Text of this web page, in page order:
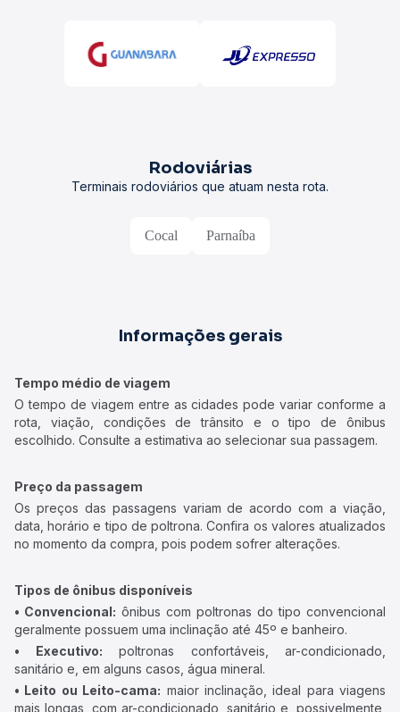
Rodoviárias
Terminais rodoviários que atuam nesta rota.
Cocal Parnaíba
Informações gerais
Tempo médio de viagem
O tempo de viagem entre as cidades pode variar conforme a
rota, viação, condições de trânsito e o tipo de ônibus
escolhido. Consulte a estimativa ao selecionar sua passagem.
Preço da passagem
Os preços das passagens variam de acordo com a viação,
data, horário e tipo de poltrona. Confira os valores atualizados
no momento da compra, pois podem sofrer alterações.
Tipos de ônibus disponíveis
• Convencional: ônibus com poltronas do tipo convencional
geralmente possuem uma inclinação até 45º e banheiro.
• Executivo: poltronas confortáveis, ar-condicionado,
sanitário e, em alguns casos, água mineral.
• Leito ou Leito-cama: maior inclinação, ideal para viagens
mais longas, com ar-condicionado, sanitário e, possivelmente,